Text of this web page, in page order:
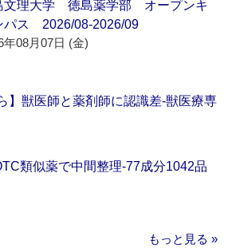
文理大学 徳島薬学部 オープンキ
パス 2026/08-2026/09
年08月07日 (金)
】獣医師と薬剤師に認識差‐獣医療専
類似薬で中間整理‐77成分1042品
もっと見る »